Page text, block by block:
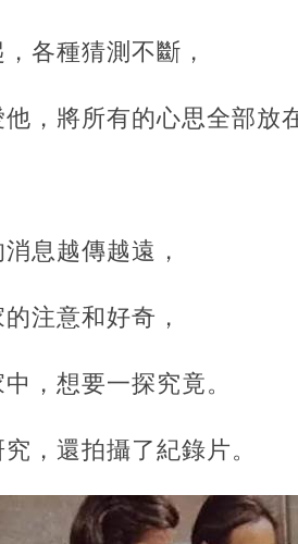
各種猜測不斷，‍‍‍‍‍‍‍‍‍‍‍‍‍
，將所有的心思全部放
息越傳越遠，‍
注意和好奇，
，想要一探究竟。
，還拍攝了紀錄片。‍‍